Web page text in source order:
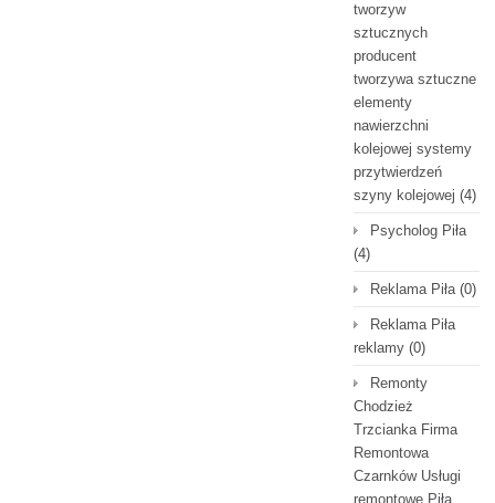
tworzyw
sztucznych
producent
tworzywa sztuczne
elementy
nawierzchni
kolejowej systemy
przytwierdzeń
szyny kolejowej (4)
Psycholog Piła
(4)
Reklama Piła(0)
Reklama Piła
reklamy (0)
Remonty
Chodzież
Trzcianka Firma
Remontowa
Czarnków Usługi
remontowe Piła